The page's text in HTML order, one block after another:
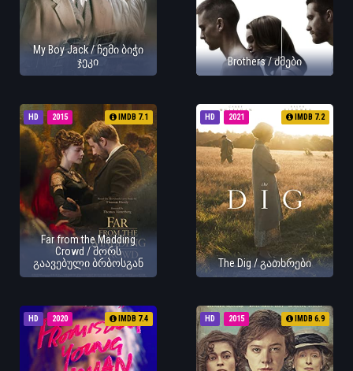
My Boy Jack / ჩემი ბიჭი
ჯეკი
Brothers / ძმები
HD 2015 IMDB 7.1
Far from the Madding
Crowd / შორს
გაავებული ბრბოსგან
HD 2021 IMDB 7.2
The Dig / გათხრები
HD 2020 IMDB 7.4 HD 2015 IMDB 6.9